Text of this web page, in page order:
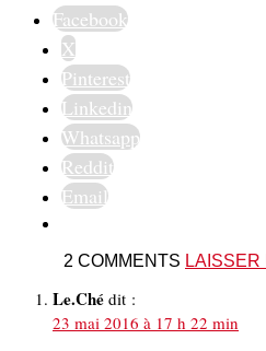
Facebook
X
Pinterest
Linkedin
Whatsapp
Reddit
Email
2 COMMENTS LAISSER
Le.Ché dit :
23 mai 2016 à 17 h 22 min